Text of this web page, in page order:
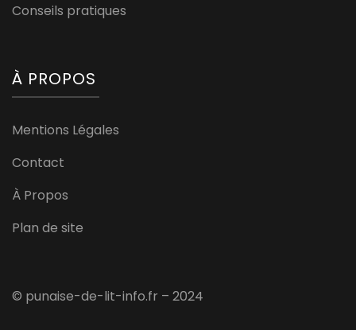
Conseils pratiques
À PROPOS
Mentions Légales
Contact
À Propos
Plan de site
© punaise-de-lit-info.fr – 2024